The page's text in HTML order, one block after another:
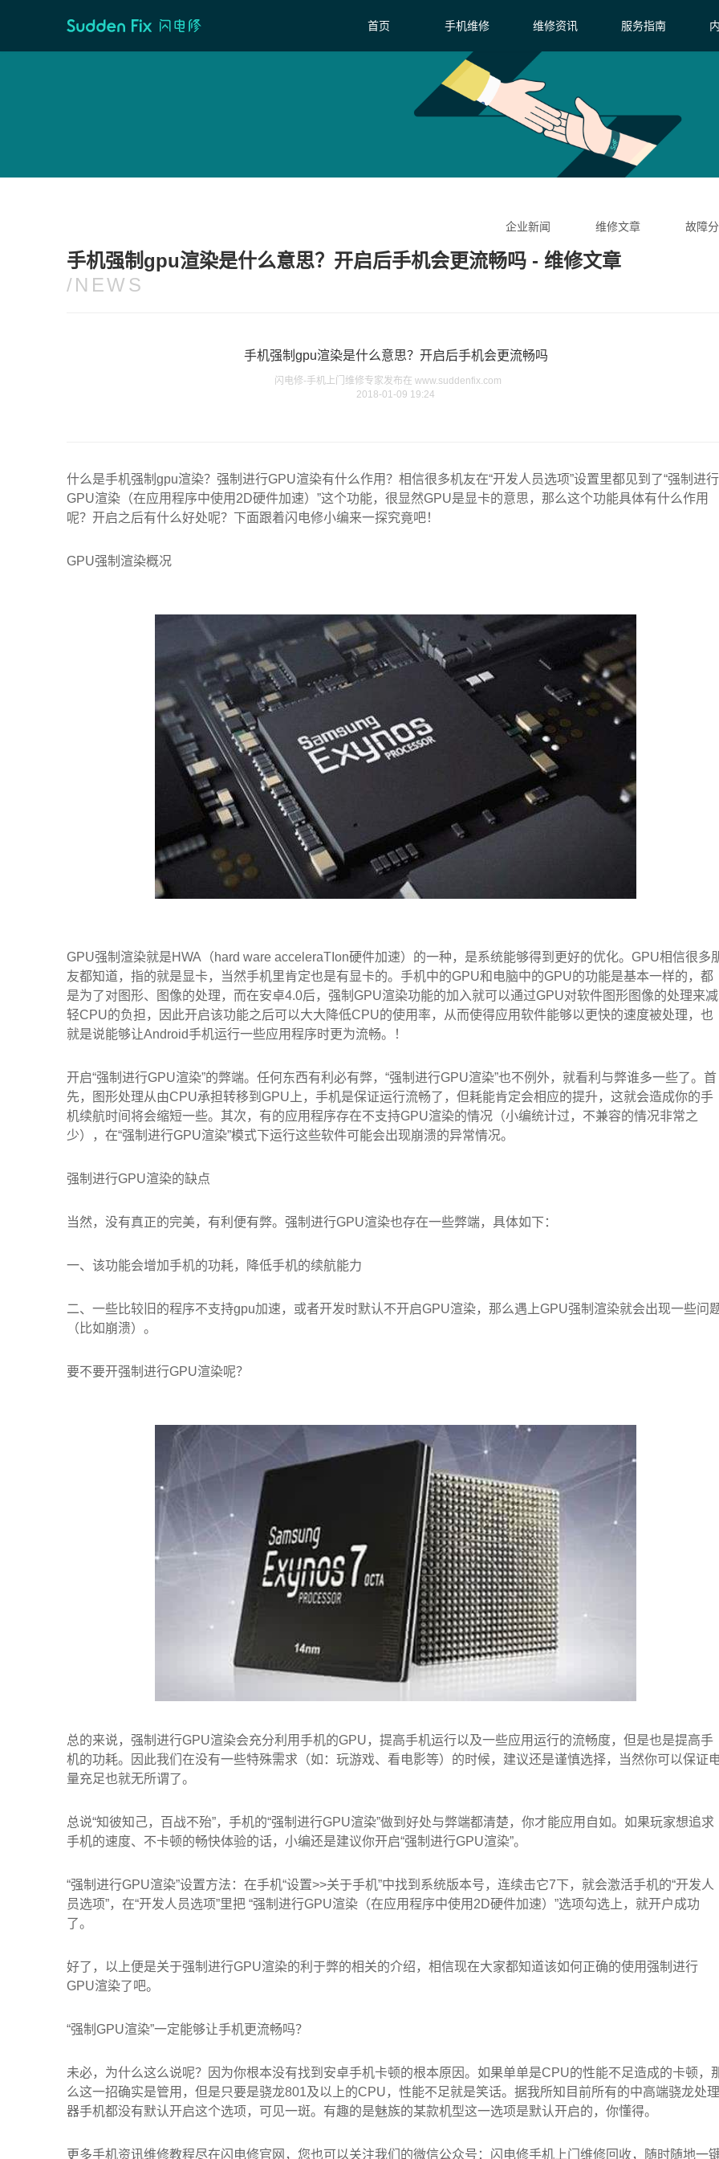
首页 手机维修 维修资讯 服务指南
首页/维修资讯
企业新闻 维修文章 故障
手机强制gpu渲染是什么意思？开启后手机会更流畅吗 - 维修文章
/NEWS
手机强制gpu渲染是什么意思？开启后手机会更流畅吗
闪电修-手机上门维修专家发布在 www.suddenfix.com
2018-01-09 19:24
什么是手机强制gpu渲染？强制进行GPU渲染有什么作用？相信很多机友在“开发人员选项”设置里都见到了“强制进行
GPU渲染（在应用程序中使用2D硬件加速）”这个功能，很显然GPU是显卡的意思，那么这个功能具体有什么作用
呢？开启之后有什么好处呢？下面跟着闪电修小编来一探究竟吧！
GPU强制渲染概况
GPU强制渲染就是HWA（hard ware acceleraTIon硬件加速）的一种，是系统能够得到更好的优化。GPU相信很多
友都知道，指的就是显卡，当然手机里肯定也是有显卡的。手机中的GPU和电脑中的GPU的功能是基本一样的，都
是为了对图形、图像的处理，而在安卓4.0后，强制GPU渲染功能的加入就可以通过GPU对软件图形图像的处理来减
轻CPU的负担，因此开启该功能之后可以大大降低CPU的使用率，从而使得应用软件能够以更快的速度被处理，也
就是说能够让Android手机运行一些应用程序时更为流畅。！
开启“强制进行GPU渲染”的弊端。任何东西有利必有弊，“强制进行GPU渲染”也不例外，就看利与弊谁多一些了。首
先，图形处理从由CPU承担转移到GPU上，手机是保证运行流畅了，但耗能肯定会相应的提升，这就会造成你的手
机续航时间将会缩短一些。其次，有的应用程序存在不支持GPU渲染的情况（小编统计过，不兼容的情况非常之
少），在“强制进行GPU渲染”模式下运行这些软件可能会出现崩溃的异常情况。
强制进行GPU渲染的缺点
当然，没有真正的完美，有利便有弊。强制进行GPU渲染也存在一些弊端，具体如下：
一、该功能会增加手机的功耗，降低手机的续航能力
二、一些比较旧的程序不支持gpu加速，或者开发时默认不开启GPU渲染，那么遇上GPU强制渲染就会出现一些问
（比如崩溃）。
要不要开强制进行GPU渲染呢？
总的来说，强制进行GPU渲染会充分利用手机的GPU，提高手机运行以及一些应用运行的流畅度，但是也是提高手
机的功耗。因此我们在没有一些特殊需求（如：玩游戏、看电影等）的时候，建议还是谨慎选择，当然你可以保证
量充足也就无所谓了。
总说“知彼知己，百战不殆”，手机的“强制进行GPU渲染”做到好处与弊端都清楚，你才能应用自如。如果玩家想追求
手机的速度、不卡顿的畅快体验的话，小编还是建议你开启“强制进行GPU渲染”。
“强制进行GPU渲染”设置方法：在手机“设置>>关于手机”中找到系统版本号，连续击它7下，就会激活手机的“开发人
员选项”，在“开发人员选项”里把 “强制进行GPU渲染（在应用程序中使用2D硬件加速）”选项勾选上，就开户成功
了。
好了，以上便是关于强制进行GPU渲染的利于弊的相关的介绍，相信现在大家都知道该如何正确的使用强制进行
GPU渲染了吧。
“强制GPU渲染”一定能够让手机更流畅吗？
未必，为什么这么说呢？因为你根本没有找到安卓手机卡顿的根本原因。如果单单是CPU的性能不足造成的卡顿，
么这一招确实是管用，但是只要是骁龙801及以上的CPU，性能不足就是笑话。据我所知目前所有的中高端骁龙处理
器手机都没有默认开启这个选项，可见一斑。有趣的是魅族的某款机型这一选项是默认开启的，你懂得。
更多手机资讯维修教程尽在闪电修官网，您也可以关注我们的微信公众号：闪电修手机上门维修回收，随时随地一